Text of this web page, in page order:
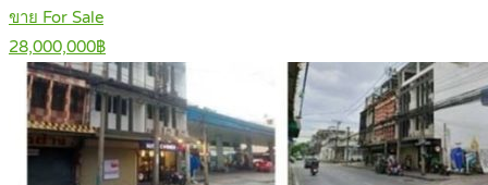
ขาย For Sale
28,000,000฿